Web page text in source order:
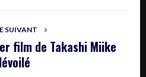
SUIVANT
film de Takashi Miike